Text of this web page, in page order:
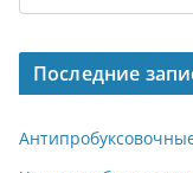
Последние